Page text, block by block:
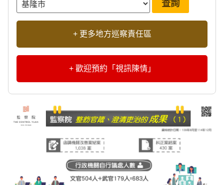
+ 更多地方巡察責任區
+ 歡迎預約「視訊陳情」